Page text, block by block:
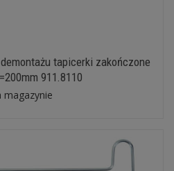
tapicerki zakończone
911.8110
magazynie